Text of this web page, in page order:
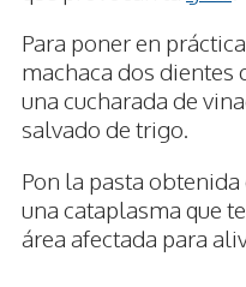
Para poner en
machaca dos dientes
una cucharada de
salvado de trigo.
Pon la pasta
una cataplasma que
área afectada para